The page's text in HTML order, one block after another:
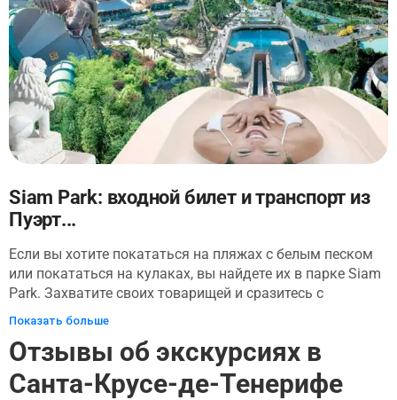
поделиться своими секретами и сюрпризами. Не просто
въезд, а пропуск в мир приключений.
Siam Park: входной билет и транспорт из
Пуэрт...
Если вы хотите покататься на пляжах с белым песком
или покататься на кулаках, вы найдете их в парке Siam
Park. Захватите своих товарищей и сразитесь с
драконом или киннари во время увлекательных
спуститься с горки Сингха в санях. Здесь есть пороги,
огромный бассейн с волнами и зоны отдыха, которые
понравятся малышам. Когда все устали от
Показать больше
Отзывы об экскурсиях в
Санта-Крусе-де-Тенерифе